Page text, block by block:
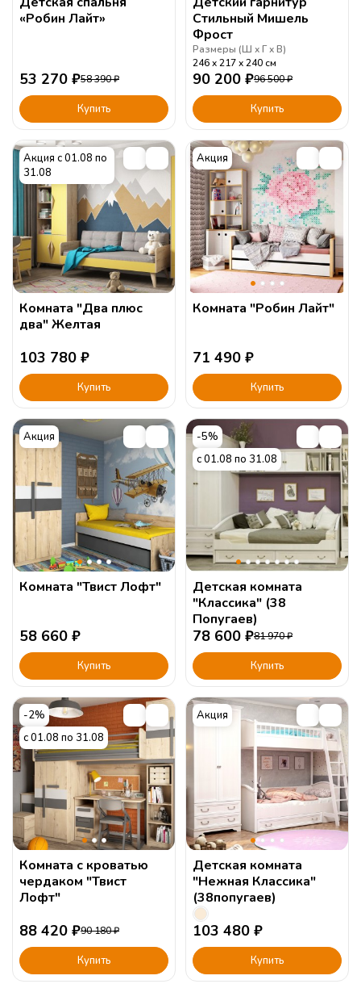
«Робин Лайт»
53 270 ₽58 390₽
Купить
Стильный Мишель
Фрост
Размеры (Ш Г В)
246
217 240 см
90 200 ₽96 500₽
Купить
Акция с 01.08 по
31.08
Комната "Два плюс
два" Желтая
103 780 ₽
Купить
Акция
Комната "Робин Лайт"
71 490 ₽
Купить
Акция
Комната "Твист Лофт"
58 660 ₽
Купить
-5%
с 01.08 по 31.08
Детская комната
"Классика" (38
Попугаев)
78 600 ₽81 970₽
Купить
-2%
с 01.08 по 31.08
Комната с кроватью
чердаком "Твист
Лофт"
88 420 ₽90 180₽
Купить
Акция
Детская комната
"Нежная Классика"
(38попугаев)
103 480 ₽
Купить